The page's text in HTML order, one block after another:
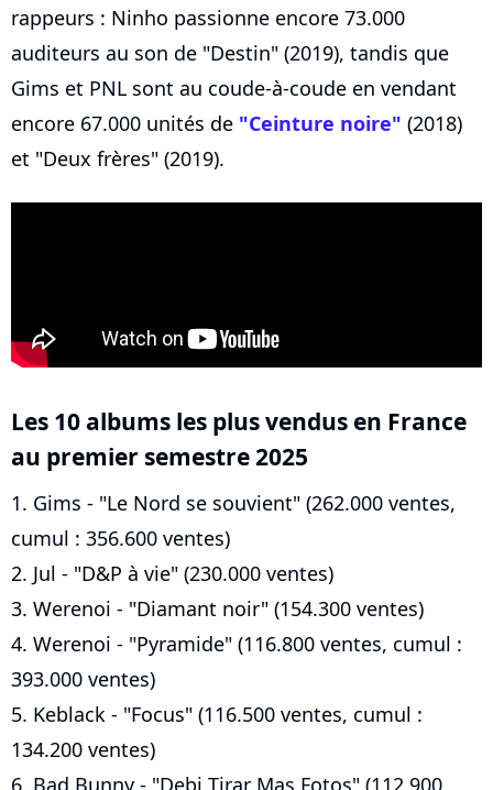
rappeurs : Ninho passionne encore 73.000
auditeurs au son de "Destin" (2019), tandis que
Gims et PNL sont au coude-à-coude en vendant
encore 67.000 unités de "Ceinture noire" (2018)
et "Deux frères" (2019).
Les 10 albums les plus vendus en France
au premier semestre 2025
1. Gims - "Le Nord se souvient" (262.000 ventes,
cumul : 356.600 ventes)
2. Jul - "D&P à vie" (230.000 ventes)
3. Werenoi - "Diamant noir" (154.300 ventes)
4. Werenoi - "Pyramide" (116.800 ventes, cumul :
393.000 ventes)
5. Keblack - "Focus" (116.500 ventes, cumul :
134.200 ventes)
6. Bad Bunny - "Debi Tirar Mas Fotos" (112.900